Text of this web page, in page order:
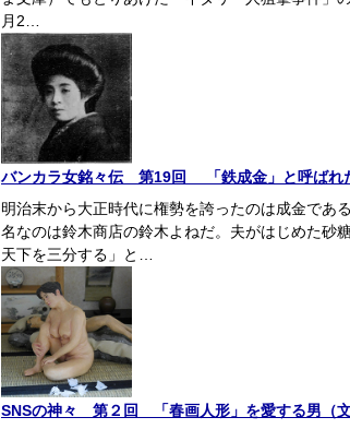
月2…
バンカラ女銘々伝 第19回 「鉄成金」と呼ばれ
明治末から大正時代に権勢を誇ったのは成金であ
名なのは鈴木商店の鈴木よねだ。夫がはじめた砂
天下を三分する」と…
SNSの神々 第２回 「春画人形」を愛する男（文